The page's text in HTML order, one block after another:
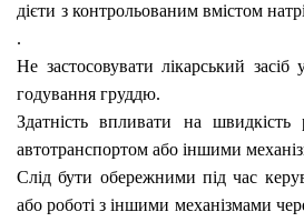
дієти з контрольованим вмістом
.
Не застосовувати лікарський засіб
годування груддю.
Здатність впливати на швидкість
автотранспортом або іншими
Слід бути обережними під час
або роботі з іншими механізмами